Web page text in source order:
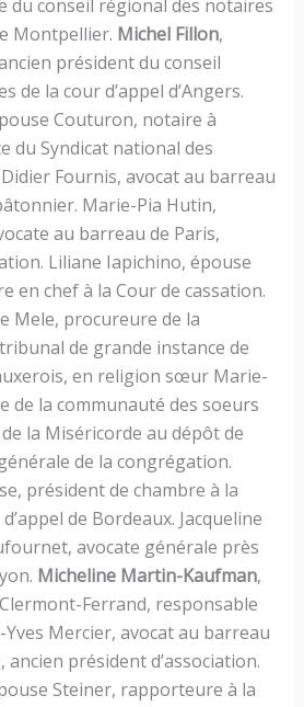
du conseil régional des notaires
Montpellier. Michel Fillon,
président du conseil
de la cour d’appel d’Angers.
Couturon, notaire à
du Syndicat national des
Fournis, avocat au barreau
Marie-Pia Hutin,
au barreau de Paris,
Liliane Iapichino, épouse
en chef à la Cour de cassation.
Mele, procureure de la
de grande instance de
en religion sœur Marie-
de la communauté des soeurs
la Miséricorde au dépôt de
de la congrégation.
président de chambre à la
de Bordeaux. Jacqueline
avocate générale près
Micheline Martin-Kaufman,
Ferrand, responsable
Yves Mercier, avocat au barreau
ancien président d’association.
Steiner, rapporteure à la